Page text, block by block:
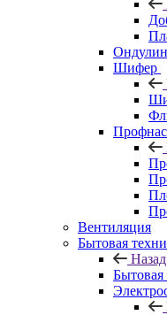
Ондулин
Шифер
Вентиляция
Бытовая
Назад
Бытовая